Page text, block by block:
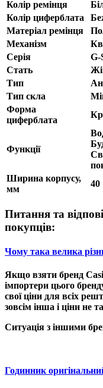
Колір ремінця
Колір циферблата
Матеріал ремінця
Механізм
Серія
G-
Стать
Тип
Тип скла
Форма
циферблата
Функції
Ширина корпусу,
мм
40
Питання та
покупців:
Чому така велика
Якщо взяти бренд
імпортери цього
свої ціни для всіх
зовсім інша і ціни не
Ситуація з іншими
Годинник